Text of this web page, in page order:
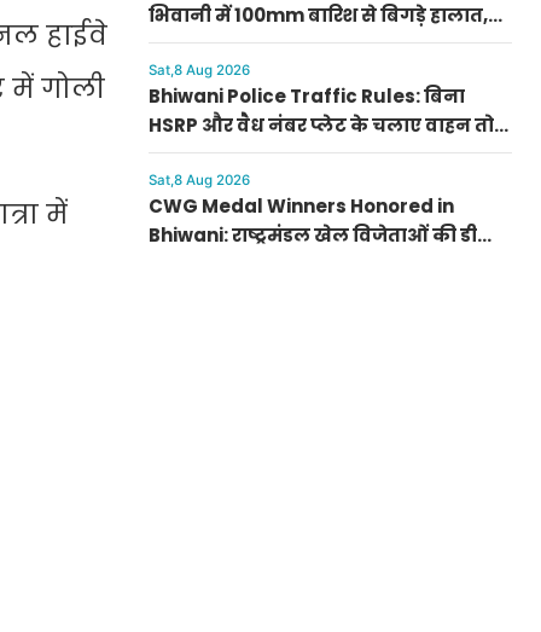
हाईवे
में गोली
में
भिवानी में 100mm बारिश से बिगड़े हालात,
हनुमान ढाणी और हालू मोहल्ला में घुसा 2 फीट
पानी
Sat,8 Aug 2026
Bhiwani Police Traffic Rules: बिना
HSRP और वैध नंबर प्लेट के चलाए वाहन तो
कटेगा चालान, भिवानी पुलिस का कड़ा निर्देश
Sat,8 Aug 2026
CWG Medal Winners Honored in
Bhiwani: राष्ट्रमंडल खेल विजेताओं की डीसी